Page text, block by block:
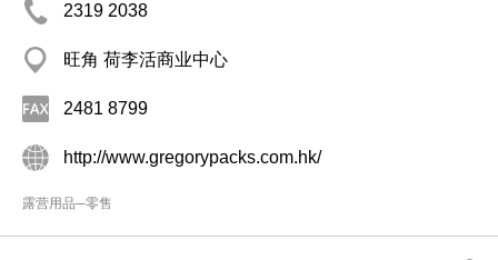
2319 2038
旺角 荷李活商业中心
2481 8799
http://www.gregorypacks.com.hk/
露营用品─零售